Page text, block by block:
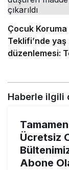
Çocuk
Teklifi’nde yaş
düzenlemesi:
Haberle ilgili
Tamamen
Ücretsiz
Abone